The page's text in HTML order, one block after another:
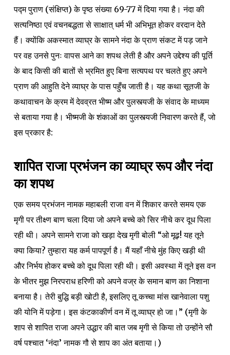
पद्म पुराण (संक्षिप्त) के पृष्ठ संख्या 69-77 में दिया गया है। नंदा की
सत्यनिष्ठा एवं वचनबद्धता से साक्षात् धर्म भी अभिभूत होकर वरदान देते
हैं। क्योंकि अकस्मात व्याघ्र के सामने नंदा के प्राण संकट में पड़ जाने
पर वह उनसे पुनः वापस आने का शपथ लेती है और अपने उद्देश्य की पूर्ति
के बाद किसी की बातों से भ्रमित हुए बिना सत्यपथ पर चलते हुए अपने
प्राण की आहुति देने व्याघ्र के पास पहुँच जाती है। यह कथा सूतजी के
कथावाचन के क्रम में देवव्रत भीष्म और पुलस्त्यजी के संवाद के माध्यम
से बताया गया है। भीष्मजी के शंकाओं का पुलस्त्यजी निवारण करते हैं, जो
इस प्रकार है:
शापित राजा प्रभंजन का व्याघ्र रूप और नंदा
का शपथ
एक समय प्रभंजन नामक महाबली राजा वन में शिकार करते समय एक
मृगी पर तीक्ष्ण बाण चला दिया जो अपने बच्चे को सिर नीचे कर दूध पिला
रही थी। अपने सामने राजा को खड़ा देख मृगी बोली “ओ मूढ़! यह तूने
क्या किया? तुम्हारा यह कर्म पापपूर्ण है। मैं यहाँ नीचे मुंह किए खड़ी थी
और निर्भय होकर बच्चे को दूध पिला रही थी। इसी अवस्था में तूने इस वन
के भीतर मुझ निरपराध हरिणी को अपने वज्र के समान बाण का निशाना
बनाया है। तेरी बुद्धि बड़ी खोटी है, इसलिए तू कच्चा मांस खानेवाला पशु
की योनि में पड़ेगा। इस कंटकाकीर्ण वन में तू व्याघ्र हो जा।” (मृगी के
शाप से शापित राजा अपने उद्धार की बात जब मृगी से किया तो उन्होंने सौ
वर्ष पश्चात ‘नंदा’ नामक गौ से शाप का अंत बताया।)